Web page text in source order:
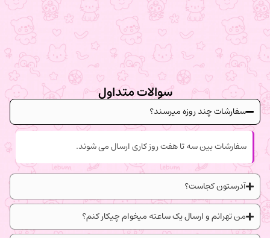
سوالات متداول
سفارشات چند روزه میرسند؟
سفارشات بین سه تا هفت روز کاری ارسال می شوند.
آدرستون کجاست؟
من تهرانم و ارسال یک ساعته میخوام چیکار کنم؟